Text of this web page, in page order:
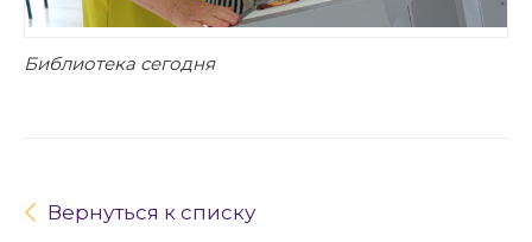
Библиотека сегодня
Вернуться к списку